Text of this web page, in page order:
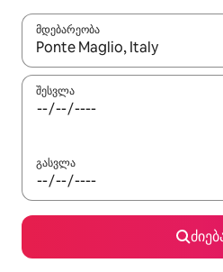
მდებარეობა
როცა შედეგები
შესვლა
გასვლა